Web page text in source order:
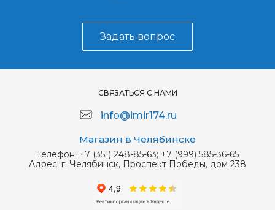
Задать вопрос
СВЯЗАТЬСЯ С НАМИ
info@imir174.ru
Магазин в Челябинске
Телефон: +7 (351) 248-85-63; +7 (999) 585-36-65
Адрес: г. Челябинск, Проспект Победы, дом 238